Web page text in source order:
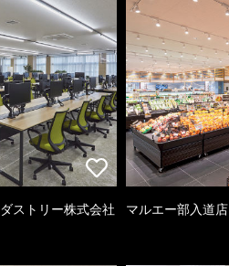
ストリー株式会社
マルエー部入道店